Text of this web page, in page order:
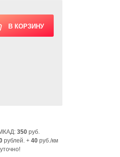
350 руб.
рублей. + 40 руб./км